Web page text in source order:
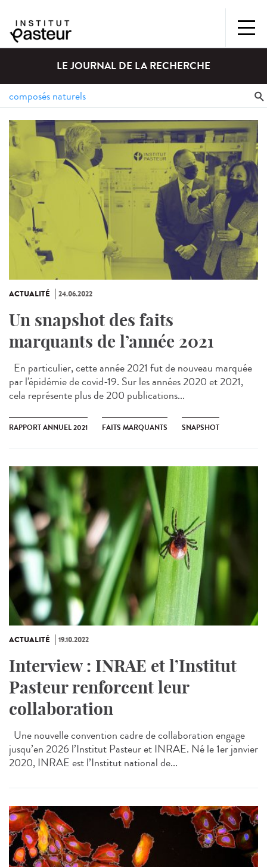
LE JOURNAL DE LA RECHERCHE
ACTUALITÉ 24.06.2022
Un snapshot des faits
marquants de l’année 2021
En particulier, cette année 2021 fut de nouveau marquée
par l'épidémie de covid-19. Sur les années 2020 et 2021,
cela représente plus de 200 publications...
RAPPORT ANNUEL 2021 FAITS MARQUANTS SNAPSHOT
ACTUALITÉ 19.10.2022
Interview : INRAE et l’Institut
Pasteur renforcent leur
collaboration
Une nouvelle convention cadre de collaboration engage
jusqu’en 2026 l’Institut Pasteur et INRAE. Né le 1er janvier
2020, INRAE est l’Institut national de...